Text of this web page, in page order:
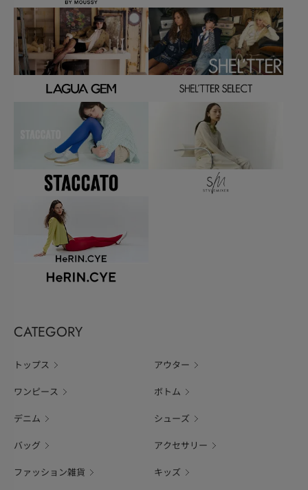
CATEGORY
トップス アウター
ワンピース ボトム
デニム シューズ
バッグ アクセサリー
ファッション雑貨 キッズ